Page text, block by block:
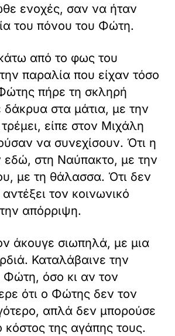
ενοχές, σαν να ήταν
του πόνου του Φώτη.
από το φως του
παραλία που είχαν τόσο
πήρε τη σκληρή
στα μάτια, με την
είπε στον Μιχάλη
να συνεχίσουν. Ότι η
εδώ, στη Ναύπακτο, με την
με τη θάλασσα. Ότι δεν
τον κοινωνικό
απόρριψη.
άκουγε σιωπηλά, με μια
Καταλάβαινε την
όσο κι αν τον
ότι ο Φώτης δεν τον
απλά δεν μπορούσε
κόστος της αγάπης τους.